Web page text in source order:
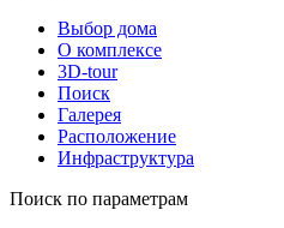
Выбор дома
О комплексе
3D-tour
Поиск
Галерея
Расположение
Инфраструктура
Поиск по параметрам